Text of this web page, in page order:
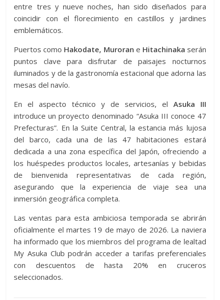
entre tres y nueve noches, han sido diseñados para
coincidir con el florecimiento en castillos y jardines
emblemáticos.
Puertos como Hakodate, Muroran e Hitachinaka serán
puntos clave para disfrutar de paisajes nocturnos
iluminados y de la gastronomía estacional que adorna las
mesas del navío.
En el aspecto técnico y de servicios, el Asuka III
introduce un proyecto denominado “Asuka III conoce 47
Prefecturas”. En la Suite Central, la estancia más lujosa
del barco, cada una de las 47 habitaciones estará
dedicada a una zona específica del Japón, ofreciendo a
los huéspedes productos locales, artesanías y bebidas
de bienvenida representativas de cada región,
asegurando que la experiencia de viaje sea una
inmersión geográfica completa.
Las ventas para esta ambiciosa temporada se abrirán
oficialmente el martes 19 de mayo de 2026. La naviera
ha informado que los miembros del programa de lealtad
My Asuka Club podrán acceder a tarifas preferenciales
con descuentos de hasta 20% en cruceros
seleccionados.